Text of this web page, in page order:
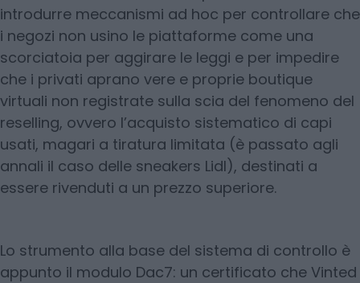
introdurre meccanismi ad hoc per controllare che
i negozi non usino le piattaforme come una
scorciatoia per aggirare le leggi e per impedire
che i privati aprano vere e proprie boutique
virtuali non registrate sulla scia del fenomeno del
reselling, ovvero l’acquisto sistematico di capi
usati, magari a tiratura limitata (è passato agli
annali il caso delle sneakers Lidl), destinati a
essere rivenduti a un prezzo superiore.
Lo strumento alla base del sistema di controllo è
appunto il modulo Dac7: un certificato che Vinted